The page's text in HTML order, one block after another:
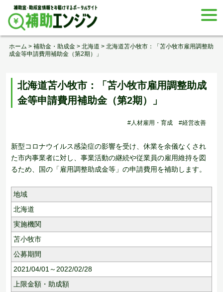
Skip
content
ホーム > 補助金・助成金 > 北海道 > 北海道苫小牧市：「苫小牧市雇用調整助
成金等申請費用補助金（第2期）」
北海道苫小牧市：「苫小牧市雇用調整助成
金等申請費用補助金（第2期）」
#人材雇用・育成 #経営改善
新型コロナウイルス感染症の影響を受け、休業を余儀なくされ
た市内事業者に対し、事業活動の継続や従業員の雇用維持を図
るため、国の「雇用調整助成金等」の申請費用を補助します。
地域
北海道
実施機関
苫小牧市
公募期間
2021/04/01～2022/02/28
上限金額・助成額